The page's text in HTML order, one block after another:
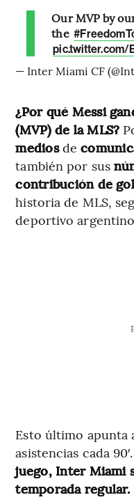
Our MVP by
the
pic.twitter.com/
— Inter Miami CF
¿Por qué Messi
(MVP) de la MLS?
mediosde
también por sus
contribución de
historia de MLS,
deportivo
Esto último apunta
asistencias cada 90′.
juego, Inter Miami
temporada regular.